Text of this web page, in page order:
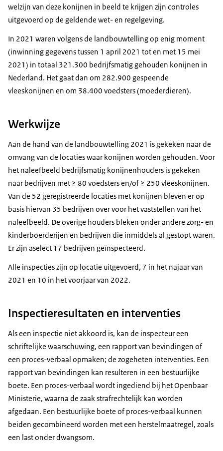
welzijn van deze konijnen in beeld te krijgen zijn controles
uitgevoerd op de geldende wet- en regelgeving.
In 2021 waren volgens de landbouwtelling op enig moment
(inwinning gegevens tussen 1 april 2021 tot en met 15 mei
2021) in totaal 321.300 bedrijfsmatig gehouden konijnen in
Nederland. Het gaat dan om 282.900 gespeende
vleeskonijnen en om 38.400 voedsters (moederdieren).
Werkwijze
Aan de hand van de landbouwtelling 2021 is gekeken naar de
omvang van de locaties waar konijnen worden gehouden. Voor
het naleefbeeld bedrijfsmatig konijnenhouders is gekeken
naar bedrijven met ≥ 80 voedsters en/of ≥ 250 vleeskonijnen.
Van de 52 geregistreerde locaties met konijnen bleven er op
basis hiervan 35 bedrijven over voor het vaststellen van het
naleefbeeld. De overige houders bleken onder andere zorg- en
kinderboerderijen en bedrijven die inmiddels al gestopt waren.
Er zijn aselect 17 bedrijven geïnspecteerd.
Alle inspecties zijn op locatie uitgevoerd, 7 in het najaar van
2021 en 10 in het voorjaar van 2022.
Inspectieresultaten en interventies
Als een inspectie niet akkoord is, kan de inspecteur een
schriftelijke waarschuwing, een rapport van bevindingen of
een proces-verbaal opmaken; de zogeheten interventies. Een
rapport van bevindingen kan resulteren in een bestuurlijke
boete. Een proces-verbaal wordt ingediend bij het Openbaar
Ministerie, waarna de zaak strafrechtelijk kan worden
afgedaan. Een bestuurlijke boete of proces-verbaal kunnen
beiden gecombineerd worden met een herstelmaatregel, zoals
een last onder dwangsom.